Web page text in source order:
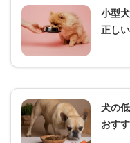
小型
正し
犬の
おす